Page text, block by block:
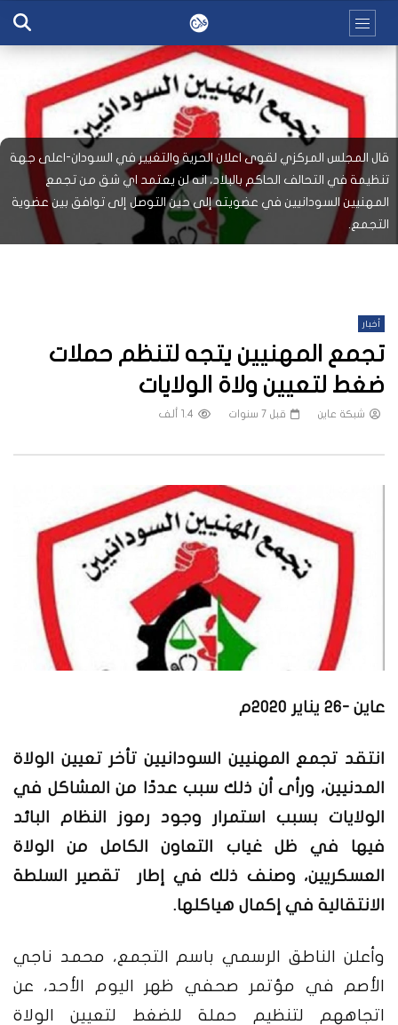
قال المجلس المركزي لقوى اعلان الحرية والتغيير في السودان-اعلى جهة
تنظيمة في التحالف الحاكم بالبلاد، انه لن يعتمد اي شق من تجمع
المهنيين السودانيين في عضويته إلى حين التوصل إلى توافق بين عضوية
التجمع.
أخبار
تجمع المهنيين يتجه لتنظم حملات
ضغط لتعيين ولاة الولايات
شبكة عاين قبل 7 سنوات 1.4 ألف
عاين -26 يناير 2020م
انتقد تجمع المهنيين السودانيين تأخر تعيين الولاة
المدنيين، ورأى أن ذلك سبب عددًا من المشاكل في
الولايات بسبب استمرار وجود رموز النظام البائد
فيها في ظل غياب التعاون الكامل من الولاة
العسكريين، وصنف ذلك في إطار تقصير السلطة
الانتقالية في إكمال هياكلها.
وأعلن الناطق الرسمي باسم التجمع، محمد ناجي
الأصم في مؤتمر صحفي ظهر اليوم الأحد، عن
اتجاههم لتنظيم حملة للضغط لتعيين الولاة